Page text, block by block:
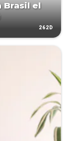
Brasil el
262D